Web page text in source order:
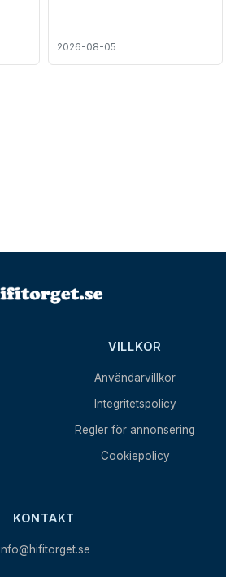
2026-08-05
VILLKOR
Användarvillkor
Integritetspolicy
Regler för annonsering
Cookiepolicy
KONTAKT